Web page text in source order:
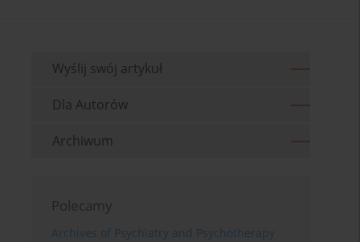
Wyślij swój artykuł
Dla Autorów
Archiwum
Polecamy
Archives of Psychiatry and Psychotherapy